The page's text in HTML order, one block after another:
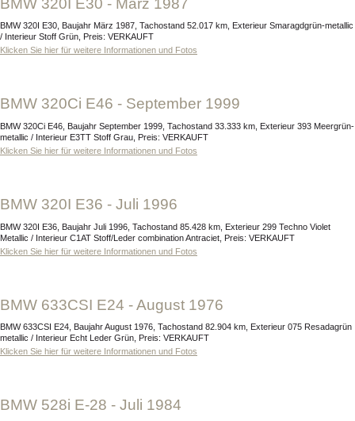
BMW 320I E30 - März 1987
BMW 320I E30, Baujahr März 1987, Tachostand 52.017 km, Exterieur Smaragdgrün-metallic
/ Interieur Stoff Grün, Preis: VERKAUFT
Klicken Sie hier für weitere Informationen und Fotos
BMW 320Ci E46 - September 1999
BMW 320Ci E46, Baujahr September 1999, Tachostand 33.333 km, Exterieur 393 Meergrün-
metallic / Interieur E3TT Stoff Grau, Preis: VERKAUFT
Klicken Sie hier für weitere Informationen und Fotos
BMW 320I E36 - Juli 1996
BMW 320I E36, Baujahr Juli 1996, Tachostand 85.428 km, Exterieur 299 Techno Violet
Metallic / Interieur C1AT Stoff/Leder combination Antraciet, Preis: VERKAUFT
Klicken Sie hier für weitere Informationen und Fotos
BMW 633CSI E24 - August 1976
BMW 633CSI E24, Baujahr August 1976, Tachostand 82.904 km, Exterieur 075 Resadagrün
metallic / Interieur Echt Leder Grün, Preis: VERKAUFT
Klicken Sie hier für weitere Informationen und Fotos
BMW 528i E-28 - Juli 1984